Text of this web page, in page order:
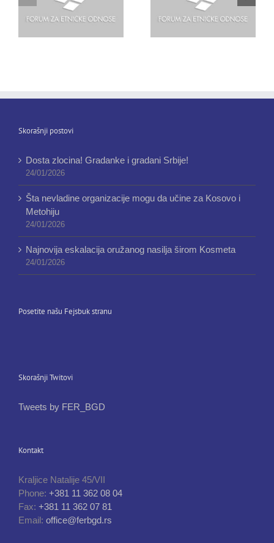
Skorašnji postovi
Dosta zlocina! Gradanke i gradani Srbije!
24/01/2026
Šta nevladine organizacije mogu da učine za Kosovo i
Metohiju
24/01/2026
Najnovija eskalacija oružanog nasilja širom Kosmeta
24/01/2026
Posetite našu Fejsbuk stranu
Skorašnji Twitovi
Tweets by FER_BGD
Kontakt
Kraljice Natalije 45/VII
Phone: +381 11 362 08 04
Fax: +381 11 362 07 81
Email: office@ferbgd.rs